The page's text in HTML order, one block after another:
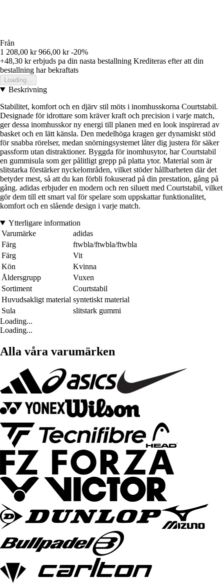
Från
1 208,00 kr 966,00 kr -20%
+48,30 krerbjuds pa din nasta bestallning Krediteras efter att din
bestallning har bekraftats
Loading...
Beskrivning
Stabilitet, komfort och en djärv stil möts i inomhusskorna Courtstabil.
Designade för idrottare som kräver kraft och precision i varje match,
ger dessa inomhusskor ny energi till planen med en look inspirerad av
basket och en lätt känsla. Den medelhöga kragen ger dynamiskt stöd
för snabba rörelser, medan snörningsystemet låter dig justera för säker
passform utan distraktioner. Byggda för inomhusytor, har Courtstabil
en gummisula som ger pålitligt grepp på platta ytor. Material som är
slitstarka förstärker nyckelområden, vilket stöder hållbarheten där det
betyder mest, så att du kan förbli fokuserad på din prestation, gång på
gång. adidas erbjuder en modern och ren siluett med Courtstabil, vilket
gör dem till ett smart val för spelare som uppskattar funktionalitet,
komfort och en slående design i varje match.
Ytterligare information
Varumärke
adidas
Färg
ftwbla/ftwbla/ftwbla
Färg
Vit
Kön
Kvinna
Åldersgrupp
Vuxen
Sortiment
Courtstabil
Huvudsakligt material syntetiskt material
Sula
slitstark gummi
Loading...
Loading...
Alla våra varumärken